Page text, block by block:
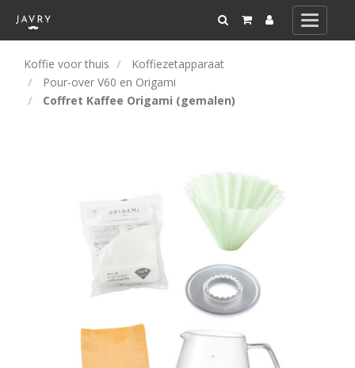
Toggle
Koffie voor thuis
Koffiezetapparaat
Pour-over V60 en Origami
Coffret Kaffee Origami (gemalen)